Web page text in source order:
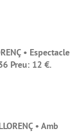
• Espectacle
Preu: 12 €.
• Amb